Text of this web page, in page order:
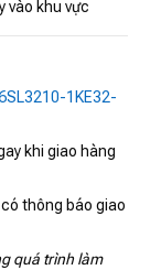
vào khu vực
1KE32-
khi giao hàng
thông báo giao
quá trình làm